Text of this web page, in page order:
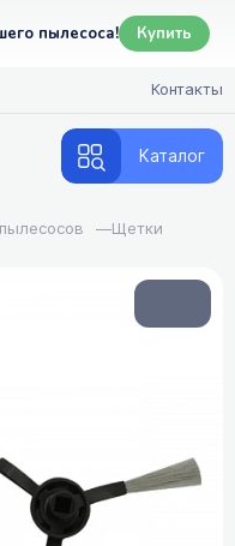
пылесоса! Купить
Контакты
Каталог
—Щетки